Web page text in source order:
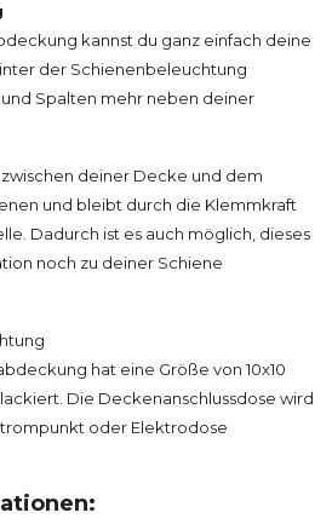
kannst du ganz einfach deine
der Schienenbeleuchtung
Spalten mehr neben deiner
deiner Decke und dem
und bleibt durch die Klemmkraft
Dadurch ist es auch möglich, dieses
noch zu deiner Schiene
hat eine Größe von 10x10
Die Deckenanschlussdose wird
oder Elektrodose